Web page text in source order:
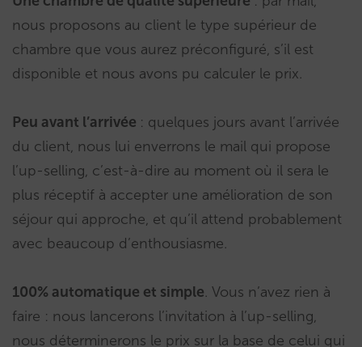
nous proposons au client le type supérieur de
chambre que vous aurez préconfiguré, s’il est
disponible et nous avons pu calculer le prix.
Peu avant l’arrivée : quelques jours avant l’arrivée
du client, nous lui enverrons le mail qui propose
l’up-selling, c’est-à-dire au moment où il sera le
plus réceptif à accepter une amélioration de son
séjour qui approche, et qu’il attend probablement
avec beaucoup d’enthousiasme.
100% automatique et simple. Vous n’avez rien à
faire : nous lancerons l’invitation à l’up-selling,
nous déterminerons le prix sur la base de celui qui